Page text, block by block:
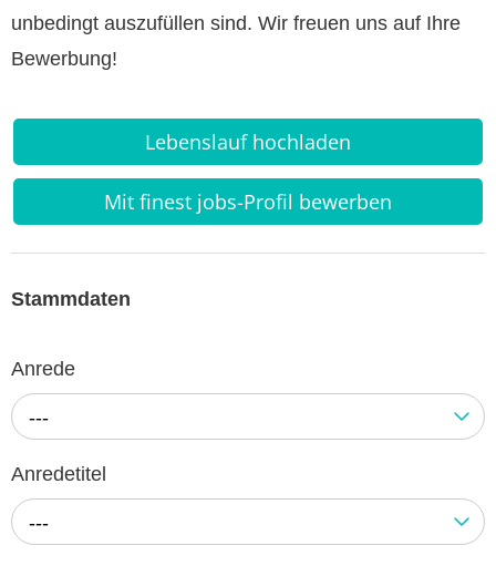
unbedingt auszufüllen sind. Wir freuen uns auf Ihre
Bewerbung!
Lebenslauf hochladen
Mit finest jobs-Profil bewerben
Stammdaten
Anrede
---
Anredetitel
---